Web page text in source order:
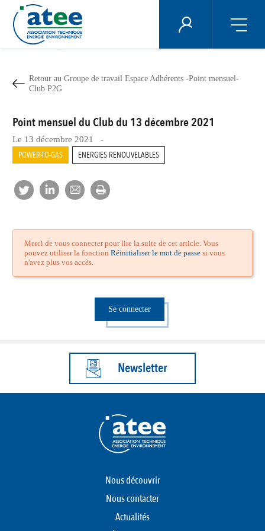
contenu
principal
ÉNERGIE PLUS
Retour au Groupe de travail Espace Adhérents -Point mensuel-
Club P2G
Point mensuel du Club du 13 décembre 2021
Le 13 décembre 2021 -
POWER-TO-GAS ENERGIES RENOUVELABLES
Merci de vous connecter pour lire la suite de cet article. Vous
pouvez utiliser la fonctionRéinitialiser le mot de passe si vous
n'avez plus vos accès.
Se connecter
Newsletter
Nous découvrir
Nous contacter
Actualités
Panneau de gestion des cookies